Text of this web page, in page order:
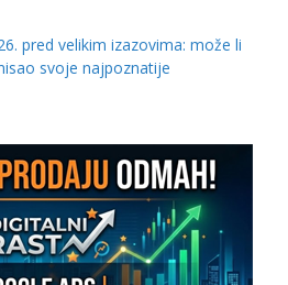
pred velikim izazovima: može li
svoje najpoznatije